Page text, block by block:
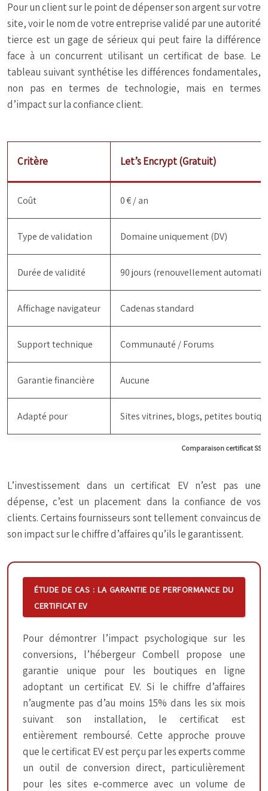
Pour un client sur le point de dépenser son argent sur votre
site, voir le nom de votre entreprise validé par une autorité
tierce est un gage de sérieux qui peut faire la différence
face à un concurrent utilisant un certificat de base. Le
tableau suivant synthétise les différences fondamentales,
non pas en termes de technologie, mais en termes
d’impact sur la confiance client.
Comparaison certificat SSL
Critère Let’s Encrypt (Gratuit)
Coût 0 € / an
Type de validation Domaine uniquement (DV)
Durée de validité 90 jours (renouvellement
Affichage navigateur Cadenas standard
Support technique Communauté / Forums
Garantie financière Aucune
Adapté pour Sites vitrines, blogs, petites
L’investissement dans un certificat EV n’est pas une
dépense, c’est un placement dans la confiance de vos
clients. Certains fournisseurs sont tellement convaincus de
son impact sur le chiffre d’affaires qu’ils le garantissent.
ÉTUDE DE CAS : LA GARANTIE DE PERFORMANCE DU
CERTIFICAT EV
Pour démontrer l’impact psychologique sur les
conversions, l’hébergeur Combell propose une
garantie unique pour les boutiques en ligne
adoptant un certificat EV. Si le chiffre d’affaires
n’augmente pas d’au moins 15% dans les six mois
suivant son installation, le certificat est
entièrement remboursé. Cette approche prouve
que le certificat EV est perçu par les experts comme
un outil de conversion direct, particulièrement
pour les sites e-commerce avec un volume de